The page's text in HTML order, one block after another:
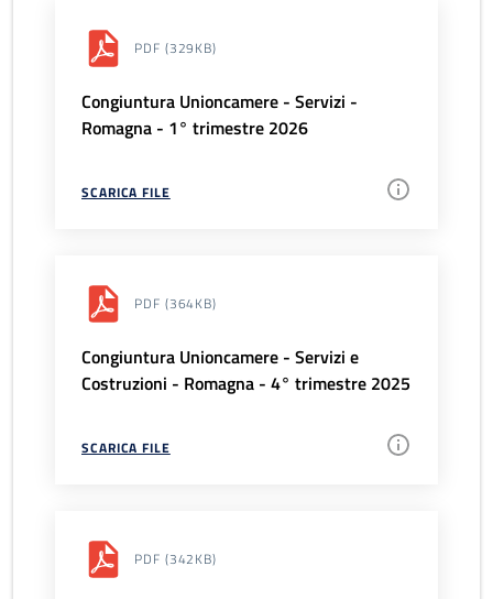
PDF (329KB)
Congiuntura Unioncamere - Servizi -
Romagna - 1° trimestre 2026
SCARICA FILE
PDF (364KB)
Congiuntura Unioncamere - Servizi e
Costruzioni - Romagna - 4° trimestre 2025
SCARICA FILE
PDF (342KB)